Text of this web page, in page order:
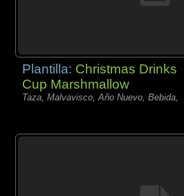
Plantilla: Christmas Drinks
Cup Marshmallow
Taza, Malvavisco, Año Nuevo, Bebida,